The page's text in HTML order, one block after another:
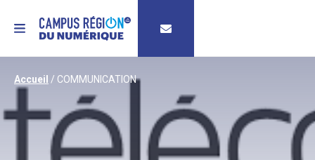
MENU
Accueil / COMMUNICATION